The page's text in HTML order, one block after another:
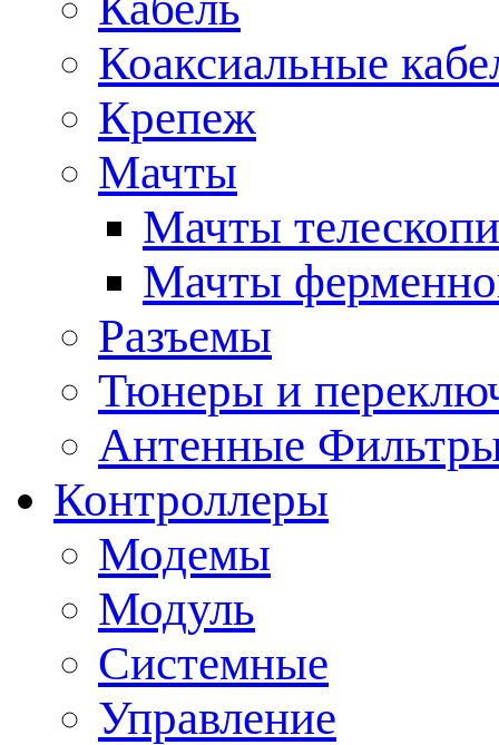
Коаксиальные
Крепеж
Мачты
Мачты
Мачты
Разъемы
Тюнеры и
Антенные
Контроллеры
Модемы
Модуль
Системные
Управление